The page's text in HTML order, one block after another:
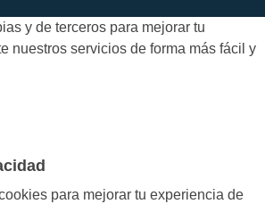
y de terceros para mejorar tu
nuestros servicios de forma más fácil y
para mejorar tu experiencia de